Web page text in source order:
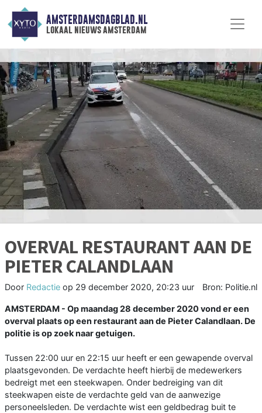
AMSTERDAMSDAGBLAD.NL
lokaal nieuws amsterdam
OVERVAL RESTAURANT AAN DE
PIETER CALANDLAAN
Door Redactie op 29 december 2020, 20:23 uur Bron: Politie.nl
AMSTERDAM - Op maandag 28 december 2020 vond er een
overval plaats op een restaurant aan de Pieter Calandlaan. De
politie is op zoek naar getuigen.
Tussen 22:00 uur en 22:15 uur heeft er een gewapende overval
plaatsgevonden. De verdachte heeft hierbij de medewerkers
bedreigt met een steekwapen. Onder bedreiging van dit
steekwapen eiste de verdachte geld van de aanwezige
personeelsleden. De verdachte wist een geldbedrag buit te